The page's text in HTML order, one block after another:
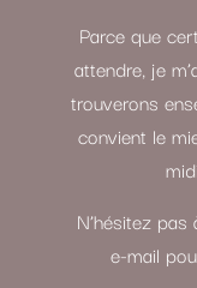
Parce que
attendre, je
trouverons
convient le
N’hésitez
e-mail